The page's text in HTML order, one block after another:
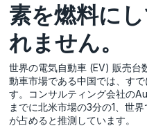
素を燃料に
れません。
世界の電気自動車 (EV) 販売台
動車市場である中国では、す
す。コンサルティング会社の
までに北米市場の3分の1、世
が占めると推測しています。